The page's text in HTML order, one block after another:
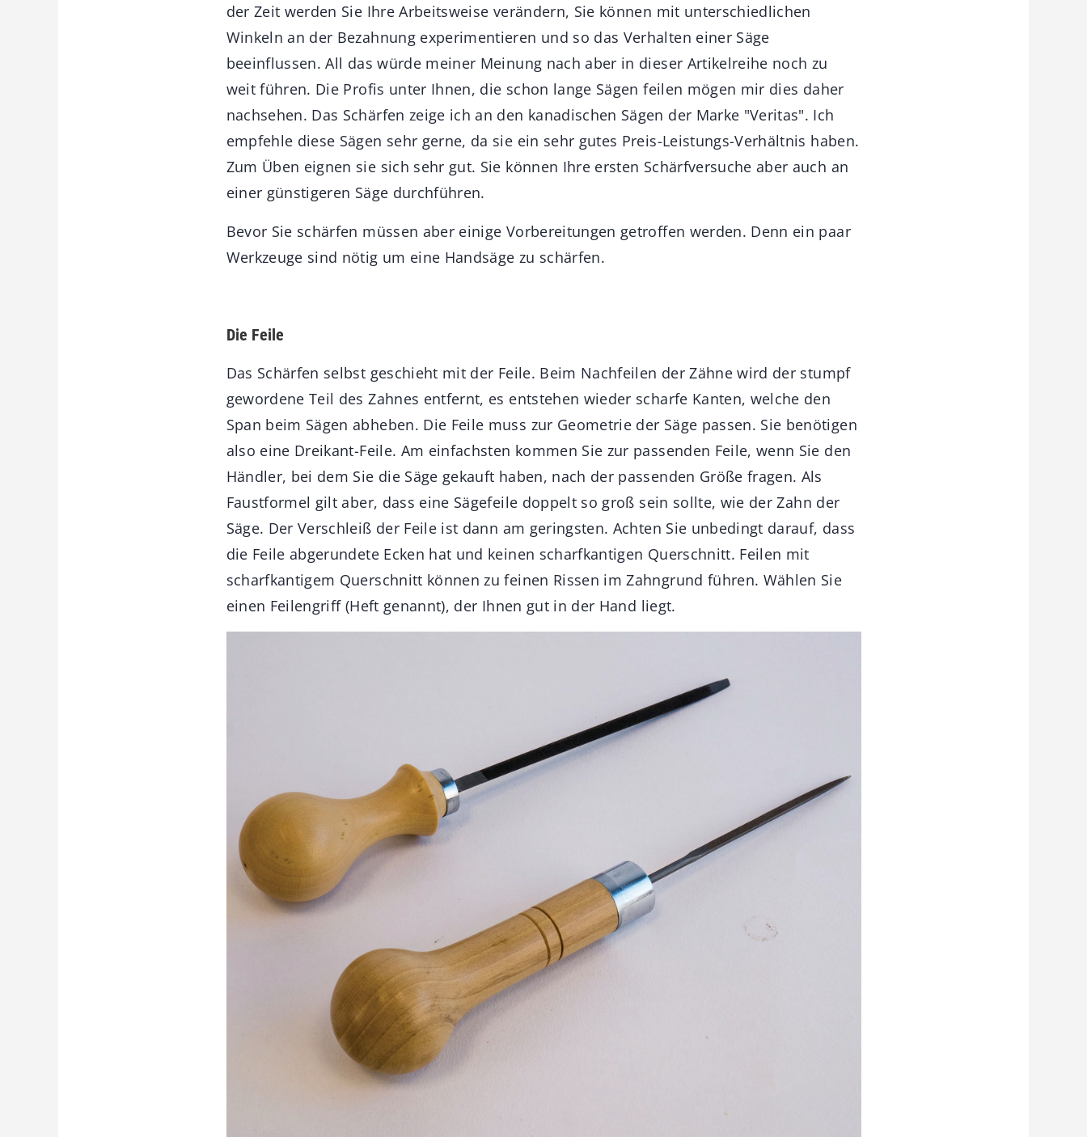
der Zeit werden Sie Ihre Arbeitsweise verändern, Sie können mit unterschiedlichen
Winkeln an der Bezahnung experimentieren und so das Verhalten einer Säge
beeinflussen. All das würde meiner Meinung nach aber in dieser Artikelreihe noch zu
weit führen. Die Profis unter Ihnen, die schon lange Sägen feilen mögen mir dies daher
nachsehen. Das Schärfen zeige ich an den kanadischen Sägen der Marke "Veritas". Ich
empfehle diese Sägen sehr gerne, da sie ein sehr gutes Preis-Leistungs-Verhältnis haben.
Zum Üben eignen sie sich sehr gut. Sie können Ihre ersten Schärfversuche aber auch an
einer günstigeren Säge durchführen.
Bevor Sie schärfen müssen aber einige Vorbereitungen getroffen werden. Denn ein paar
Werkzeuge sind nötig um eine Handsäge zu schärfen.
Die Feile
Das Schärfen selbst geschieht mit der Feile. Beim Nachfeilen der Zähne wird der stumpf
gewordene Teil des Zahnes entfernt, es entstehen wieder scharfe Kanten, welche den
Span beim Sägen abheben. Die Feile muss zur Geometrie der Säge passen. Sie benötigen
also eine Dreikant-Feile. Am einfachsten kommen Sie zur passenden Feile, wenn Sie den
Händler, bei dem Sie die Säge gekauft haben, nach der passenden Größe fragen. Als
Faustformel gilt aber, dass eine Sägefeile doppelt so groß sein sollte, wie der Zahn der
Säge. Der Verschleiß der Feile ist dann am geringsten. Achten Sie unbedingt darauf, dass
die Feile abgerundete Ecken hat und keinen scharfkantigen Querschnitt. Feilen mit
scharfkantigem Querschnitt können zu feinen Rissen im Zahngrund führen. Wählen Sie
einen Feilengriff (Heft genannt), der Ihnen gut in der Hand liegt.